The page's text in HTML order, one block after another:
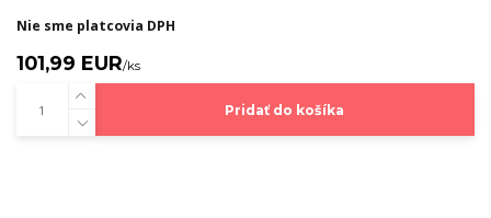
Nie sme platcovia DPH
101,99 EUR/ks
Pridať do košíka